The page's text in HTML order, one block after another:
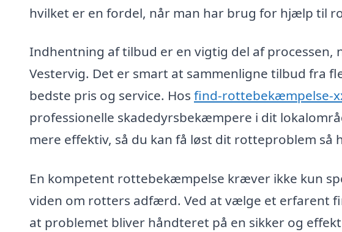
hvilket er en fordel, når man har brug for hjælp til
Indhentning af tilbud er en vigtig del af
Vestervig. Det er smart at sammenligne tilbud fra
bedste pris og service. Hos find-rottebekæmpelse-
professionelle skadedyrsbekæmpere i dit
mere effektiv, så du kan få løst dit rotteproblem så
En kompetent rottebekæmpelse kræver ikke kun
viden om rotters adfærd. Ved at vælge et erfarent
at problemet bliver håndteret på en sikker og